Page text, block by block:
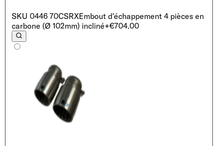
SKU 0446 70CSRXEmbout d'échappement 4 pièces en
carbone (Ø 102mm) incliné+€704.00